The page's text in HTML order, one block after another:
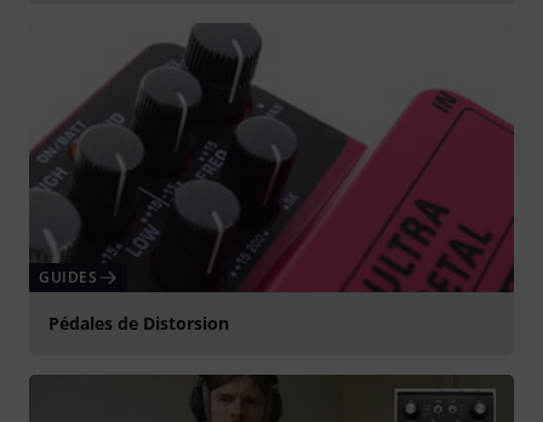
GUIDES
Pédales de Distorsion